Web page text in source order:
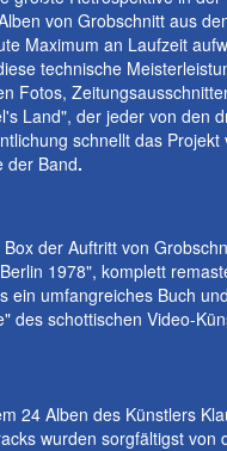
von Grobschnitt aus
Maximum an Laufzeit
technische
Fotos,
Land", der jeder von den
schnellt das
der Band.
der Auftritt von
1978", komplett
ein umfangreiches Buch
des schottischen Video-
24 Alben des Künstlers
wurden sorgfältigst